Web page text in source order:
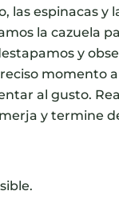
las espinacas y
la cazuela
y
momento
al gusto.
y termine